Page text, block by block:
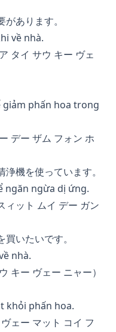
あります。
về nhà.
タイ サウ キー ヴェ
giảm phấn hoa trong
デー ザム フォン ホ
機を使っています。
ngăn ngừa dị ứng.
ィット ムイ デー ガン
いたいです。
nhà.
キー ヴェー ニャー）
khỏi phấn hoa.
ェー マット コイ フ